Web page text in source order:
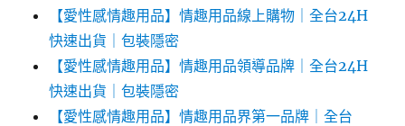
【愛性感情趣用品】情趣用品線上購物｜全台24H
快速出貨｜包裝隱密
【愛性感情趣用品】情趣用品領導品牌｜全台24H
快速出貨｜包裝隱密
【愛性感情趣用品】情趣用品界第一品牌｜全台